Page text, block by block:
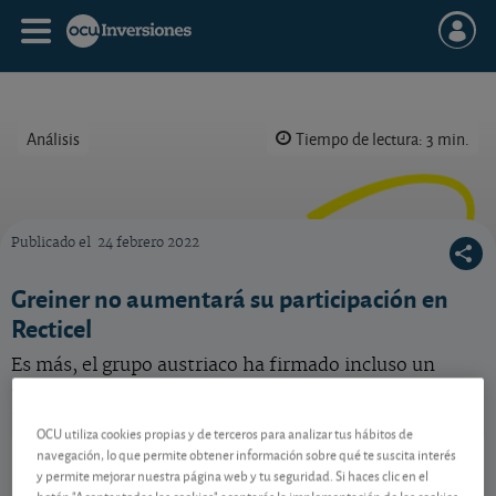
Análisis Tiempo de lectura: 3 min.
Greiner venderá una parte de su participación en Recticel a Baltisse. Vea qué hacer con
Publicado el 24 febrero 2022
Greiner no aumentará su participación en
Recticel
Es más, el grupo austriaco ha firmado incluso un
Recticel
BE0003656676
12,80 EUR
OCU utiliza cookies propias y de terceros para analizar tus hábitos de
navegación, lo que permite obtener información sobre qué te suscita interés
y permite mejorar nuestra página web y tu seguridad. Si haces clic en el